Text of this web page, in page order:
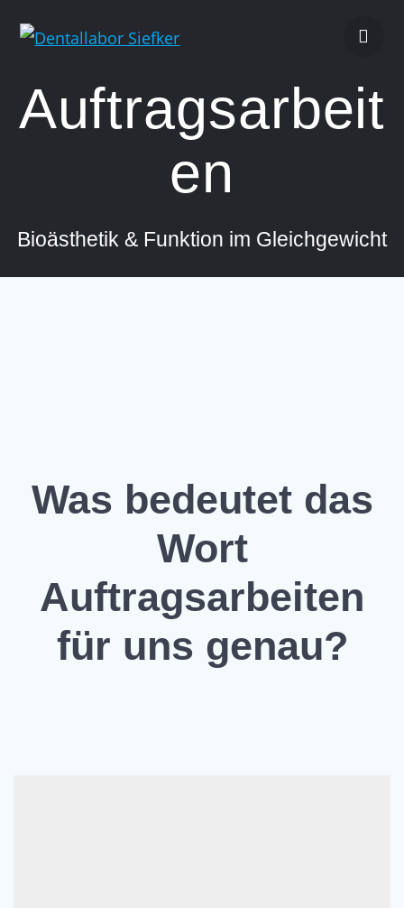
Auftragsarbeit
en
Bioästhetik & Funktion im Gleichgewicht
Was bedeutet das
Wort
Auftragsarbeiten
für uns genau?